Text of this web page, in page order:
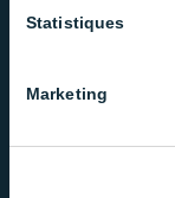
Statistiques
Marketing
Régulation de